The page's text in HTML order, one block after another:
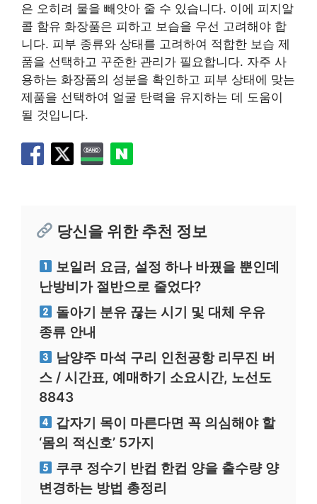
은 오히려 물을 빼앗아 줄 수 있습니다. 이에 피지알
콜 함유 화장품은 피하고 보습을 우선 고려해야 합
니다. 피부 종류와 상태를 고려하여 적합한 보습 제
품을 선택하고 꾸준한 관리가 필요합니다. 자주 사
용하는 화장품의 성분을 확인하고 피부 상태에 맞는
제품을 선택하여 얼굴 탄력을 유지하는 데 도움이
될 것입니다.
당신을 위한 추천 정보
보일러 요금, 설정 하나 바꿨을 뿐인데
난방비가 절반으로 줄었다?
돌아기 분유 끊는 시기 및 대체 우유
종류 안내
남양주 마석 구리 인천공항 리무진 버
스 / 시간표, 예매하기 소요시간, 노선도
8843
갑자기 목이 마른다면 꼭 의심해야 할
‘몸의 적신호’ 5가지
쿠쿠 정수기 반컵 한컵 양을 출수량 양
변경하는 방법 총정리